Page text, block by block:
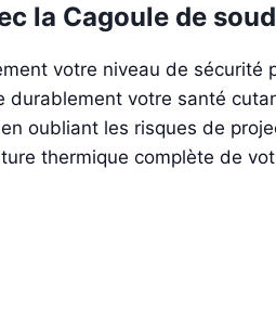
la Cagoule de
votre niveau de sécurité
durablement votre santé
oubliant les risques de
thermique complète de